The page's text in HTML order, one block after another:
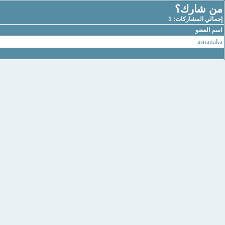
من شارك؟
إجمالي المشاركات: 1
اسم العضو
asnanaka